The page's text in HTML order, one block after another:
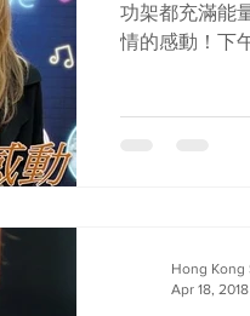
功架都充滿能
情的感動！下
Hong Kong
Apr 18, 2018